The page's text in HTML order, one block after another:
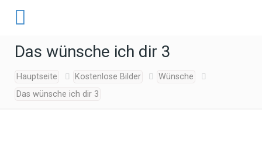
Das wünsche ich dir 3
Hauptseite Kostenlose Bilder
Wünsche
Das wünsche ich dir 3